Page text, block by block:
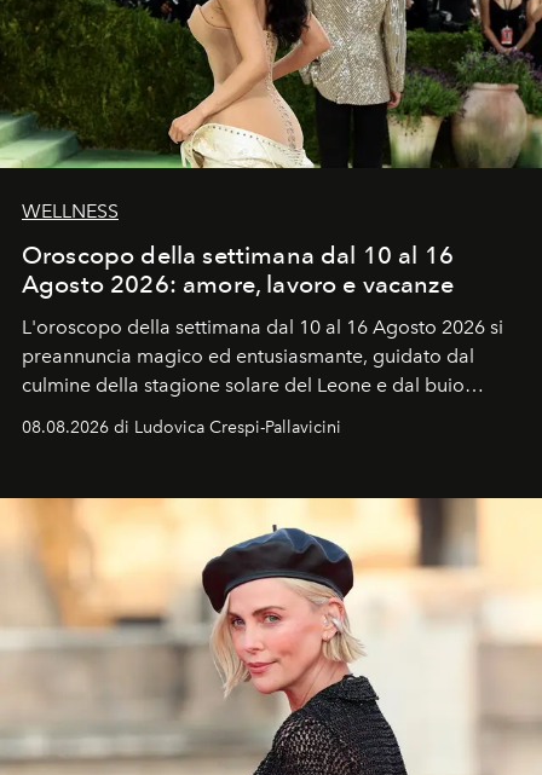
WELLNESS
Oroscopo della settimana dal 10 al 16
Agosto 2026: amore, lavoro e vacanze
L'oroscopo della settimana dal 10 al 16 Agosto 2026 si
preannuncia magico ed entusiasmante, guidato dal
culmine della stagione solare del Leone e dal buio
ideale per la notte delle Perseidi.
08.08.2026 di Ludovica Crespi-Pallavicini